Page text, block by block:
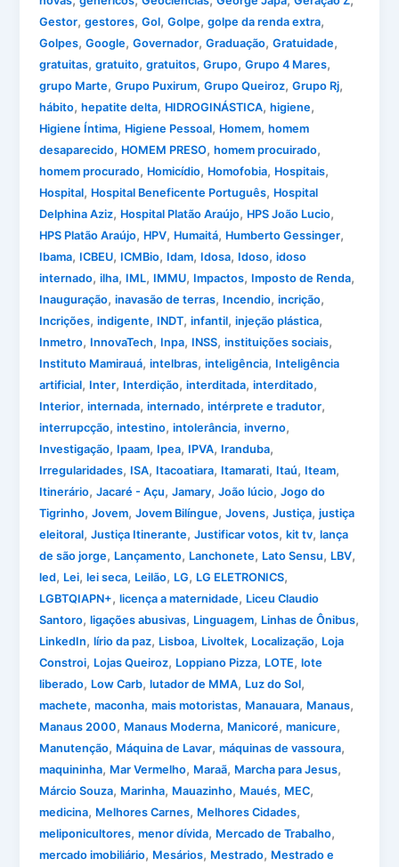
Gestor,gestores,Gol,Golpe,golpe da renda extra,
Golpes,Google,Governador,Graduação,Gratuidade,
gratuitas,gratuito,gratuitos,Grupo,Grupo 4 Mares,
grupo Marte,Grupo Puxirum,Grupo Queiroz,Grupo Rj,
hábito,hepatite delta, HIDROGINÁSTICA,higiene,
Higiene Íntima, Higiene Pessoal, Homem,homem
desaparecido, HOMEM PRESO,homem procuirado,
homem procurado, Homicídio, Homofobia, Hospitais,
Hospital, Hospital Beneficente Português, Hospital
Delphina Aziz, Hospital Platão Araújo, HPS João Lucio,
HPS Platão Araújo, HPV, Humaitá, Humberto Gessinger,
Ibama, ICBEU, ICMBio, Idam, Idosa, Idoso,idoso
internado,ilha, IML, IMMU, Impactos, Imposto de Renda,
Inauguração,inavasão de terras, Incendio,incrição,
Incrições,indigente, INDT,infantil,injeção plástica,
Inmetro, InnovaTech, Inpa, INSS,instituições sociais,
Instituto Mamirauá,intelbras,inteligência, Inteligência
artificial, Inter, Interdição,interditada,interditado,
Interior,internada,internado,intérprete e tradutor,
interrupcção,intestino,intolerância,inverno,
Investigação, Ipaam, Ipea, IPVA, Iranduba,
Irregularidades, ISA, Itacoatiara, Itamarati, Itaú, Iteam,
Itinerário,Jacaré - Açu,Jamary,João lúcio,Jogo do
Tigrinho,Jovem,Jovem Bilíngue,Jovens,Justiça,justiça
eleitoral,Justiça Itinerante,Justificar votos,kit tv,lança
de são jorge, Lançamento, Lanchonete, Lato Sensu, LBV,
led, Lei,lei seca, Leilão, LG, LG ELETRONICS,
LGBTQIAPN+,licença a maternidade, Liceu Claudio
Santoro,ligações abusivas, Linguagem, Linhas de Ônibus,
LinkedIn,lírio da paz, Lisboa, Livoltek, Localização, Loja
Constroi, Lojas Queiroz, Loppiano Pizza, LOTE,lote
liberado, Low Carb,lutador de MMA, Luz do Sol,
machete,maconha,mais motoristas, Manauara, Manaus,
Manaus 2000, Manaus Moderna, Manicoré,manicure,
Manutenção, Máquina de Lavar,máquinas de vassoura,
maquininha, Mar Vermelho, Maraã, Marcha para Jesus,
Márcio Souza, Marinha, Mauazinho, Maués, MEC,
medicina, Melhores Carnes, Melhores Cidades,
meliponicultores,menor dívida, Mercado de Trabalho,
mercado imobiliário, Mesários, Mestrado, Mestrado e